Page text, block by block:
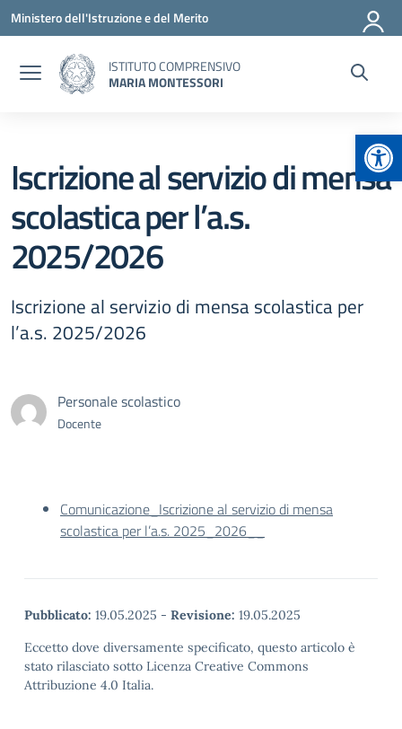
Vai ai contenuti
Vai al menu di navigazione
Vai al footer
Ministero dell'Istruzione e del Merito
ISTITUTO COMPRENSIVO
MARIA MONTESSORI
Iscrizione al servizio di mensa
scolastica per l’a.s.
2025/2026
Iscrizione al servizio di mensa scolastica per
l’a.s. 2025/2026
Personale scolastico
Docente
Comunicazione_Iscrizione al servizio di mensa
scolastica per l’a.s. 2025_2026__
Pubblicato: 19.05.2025 - Revisione: 19.05.2025
Eccetto dove diversamente specificato, questo articolo è
stato rilasciato sotto Licenza Creative Commons
Attribuzione 4.0 Italia.